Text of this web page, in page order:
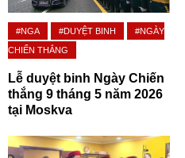
#NGA #DUYỆT BINH
#NGÀY
CHIẾN THẮNG
Lễ duyệt binh Ngày Chiến
thắng 9 tháng 5 năm 2026
tại Moskva